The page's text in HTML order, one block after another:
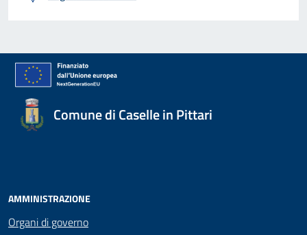
Comune di Caselle in Pittari
AMMINISTRAZIONE
Organi di governo